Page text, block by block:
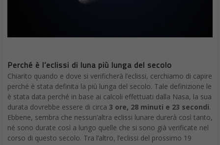
Perché è l’eclissi di luna più lunga del secolo
Chiarito quando e dove si verificherà l’eclissi, cerchiamo di capire
perché è stata definita la più lunga del secolo. Tale definizione le
è stata data perché in base ai calcoli effettuati dalla Nasa, la sua
durata dovrebbe essere di circa 3 ore, 28 minuti e 23 secondi.
Ebbene, sembra che nessun’altra eclissi lunare durerà così tanto,
né sono durate così a lungo quelle che si sono già verificate nel
corso di questo secolo. Tra l’altro, l’eclissi del prossimo 19